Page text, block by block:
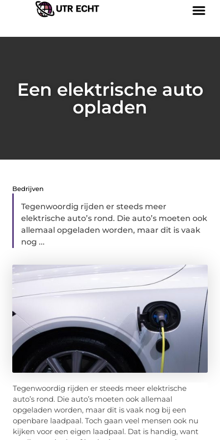
Een elektrische auto
opladen
Bedrijven
Tegenwoordig rijden er steeds meer
elektrische auto’s rond. Die auto’s moeten ook
allemaal opgeladen worden, maar dit is vaak
nog ...
Tegenwoordig rijden er steeds meer elektrische
auto’s rond. Die auto’s moeten ook allemaal
opgeladen worden, maar dit is vaak nog bij een
openbare laadpaal. Toch gaan veel mensen ook nu
kijken voor een eigen laadpaal. Dat is handig, want